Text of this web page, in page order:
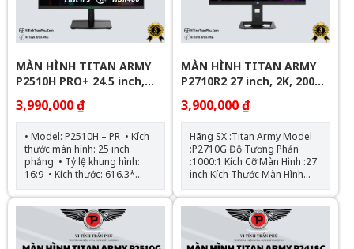
MÀN HÌNH TITAN ARMY
P2510H PRO+ 24.5 inch,
FHD, 320 Hz, FAST IPS,
1MS, PHẲNG
3,990,000 ₫
• Model: P2510H – PR • Kích
thước màn hình: 25 inch
phẳng • Tỷ lệ khung hình:
16:9 • Kích thước: 616.3*
442.8* 160.9mm • Tấm nền:
FAST IPS • Độ phân giải: Full
HD (1920*1080) • Góc nhìn:
178°(H)/178°(V) • Độ tương
phản tĩnh: 3000:1 • Màu hiển
MÀN HÌNH TITAN ARMY
P2710R2 27 inch, 2K, 200
Hz, 1ms, PHẲNG
3,900,000 ₫
Hãng SX :Titan Army Model
:P2710G Độ Tương Phản
:1000:1 Kích Cỡ Màn Hình :27
inch Kích Thước Màn Hình
:619.04 * 445.53* 196.88mm
Tấm Nền :FAST IPS Cổng Kết
Nối :HDMI, DP Tỷ Lệ Khung